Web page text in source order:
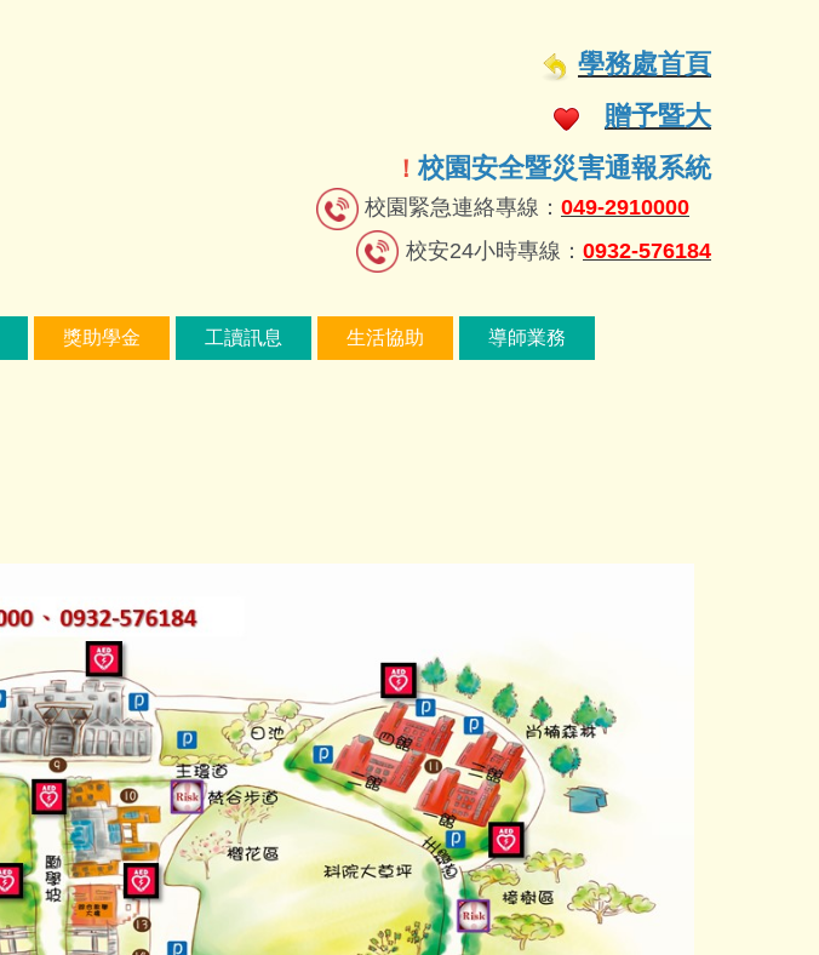
學務處首頁
贈予暨大
！校園安全暨災害通報系統
校園緊急連絡專線： 049-2910000
校安24小時專線： 0932-576184
獎助學金 工讀訊息 生活協助 導師業務